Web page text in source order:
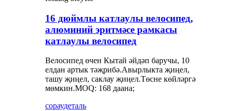
16 дюймлы катлаулы велосипед,
алюминий эритмәсе рамкасы
катлаулы велосипед
Велосипед өчен Кытай әйдәп баручы, 10
елдан артык тәҗрибә.Авырлыкта җиңел,
ташу җиңел, саклау җиңел.Төсне көйләргә
мөмкин.MOQ: 168 даана;
сораудеталь